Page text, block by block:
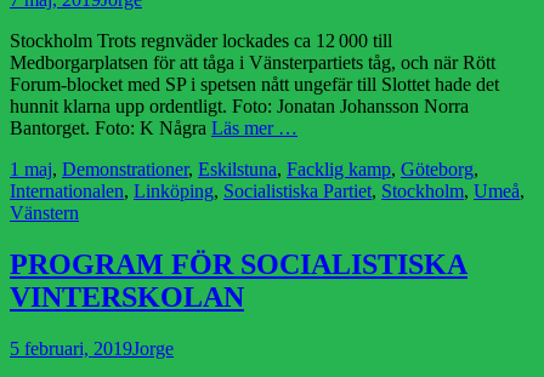
Stockholm Trots regnväder lockades ca 12 000 till
Medborgarplatsen för att tåga i Vänsterpartiets tåg, och när Rött
Forum-blocket med SP i spetsen nått ungefär till Slottet hade det
hunnit klarna upp ordentligt. Foto: Jonatan Johansson Norra
Bantorget. Foto: K Några Läs mer …
Kategorier
1 maj, Demonstrationer, Eskilstuna, Facklig kamp, Göteborg,
Internationalen, Linköping, Socialistiska Partiet, Stockholm, Umeå,
Vänstern
PROGRAM FÖR SOCIALISTISKA
VINTERSKOLAN
Publicerad
5 februari, 2019Författare
Jorge